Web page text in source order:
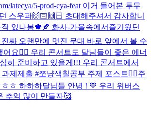
latecya/5-prod-cya-feat 이거 들어본 투무
스우파🙌🏻🙌🏻 초대해주셔서 감사합니
있나봄🍁🍂 화사-가을속에서 즐거웠던
짜 오랜만에 멋진 무대 바로 앞에서 볼 수
요👍🏻 우리 콘서트도 달님들이 좋은 에너
히 준비하고 있을게!!! 우리 콘서트에서
제제출 #쪼냥색칠공부 주제 포스트🧍‍♀️주
ㅎ 하하하달님들 안녕 ! 💙 우리 위버스
추억 많이 만들자🥰